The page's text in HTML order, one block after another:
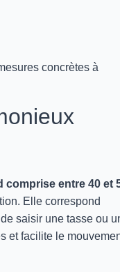
concrètes à
comprise entre 40 et
Elle correspond
saisir une tasse ou
et facilite le